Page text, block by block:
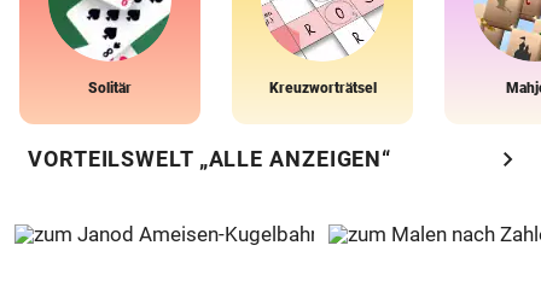
Solitär Kreuzworträtsel
VORTEILSWELT „ALLE ANZEIGEN“ chevron_right